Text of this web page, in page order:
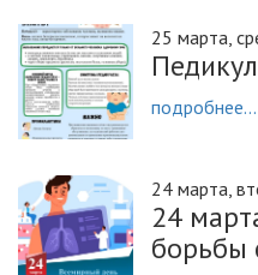
25 марта,
подробнее...
24 марта,
24
борьбы